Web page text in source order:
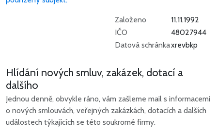
Založeno
11.11.1992
IČO
48027944
Datová schránkaxrevbkp
Hlídání nových smluv, zakázek, dotací a
dalšího
Jednou denně, obvykle ráno, vám zašleme mail s informacemi
o nových smlouvách, veřejných zakázkách, dotacích a dalších
událostech týkajících se této soukromé firmy.